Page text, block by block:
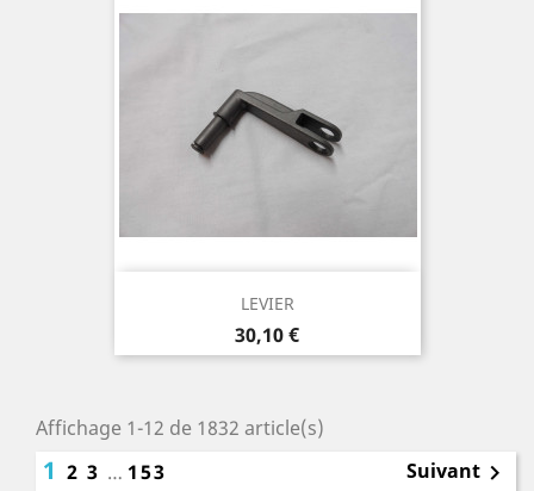
LEVIER
Prix
30,10 €
Affichage 1-12 de 1832 article(s)
1 2 3 … 153 Suivant 